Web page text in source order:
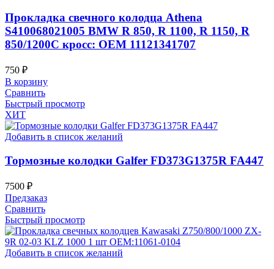
Прокладка свечного колодца Athena
S410068021005 BMW R 850, R 1100, R 1150, R
850/1200C кросс: OEM 11121341707
750 ₽
В корзину
Сравнить
Быстрый просмотр
ХИТ
Добавить в список желаний
Тормозные колодки Galfer FD373G1375R FA447
7500 ₽
Предзаказ
Сравнить
Быстрый просмотр
Добавить в список желаний